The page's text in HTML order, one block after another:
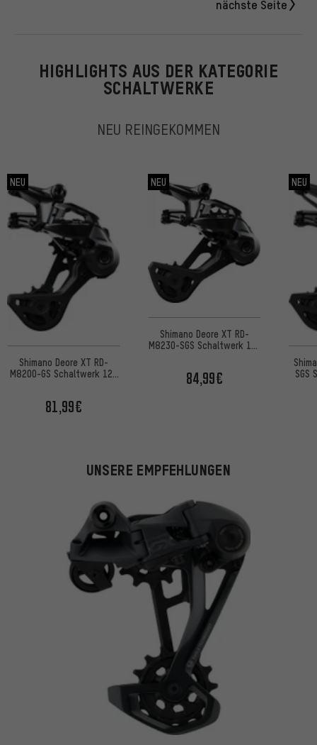
nächste Seite
HIGHLIGHTS AUS DER KATEGORIE
SCHALTWERKE
NEU REINGEKOMMEN
NEU
Shimano Deore XT RD-
M8200-GS Schaltwerk 12-
81,99€
NEU
Shimano Deore XT RD-
M8230-SGS Schaltwerk 11-
84,99€
NEU
UNSERE EMPFEHLUNGEN